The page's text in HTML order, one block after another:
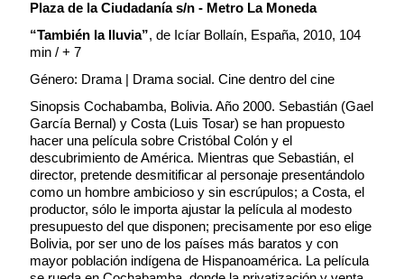
Plaza de la Ciudadanía s/n - Metro La Moneda
“También la lluvia”, de Icíar Bollaín, España, 2010, 104
min / + 7
Género: Drama | Drama social. Cine dentro del cine
Sinopsis Cochabamba, Bolivia. Año 2000. Sebastián (Gael
García Bernal) y Costa (Luis Tosar) se han propuesto
hacer una película sobre Cristóbal Colón y el
descubrimiento de América. Mientras que Sebastián, el
director, pretende desmitificar al personaje presentándolo
como un hombre ambicioso y sin escrúpulos; a Costa, el
productor, sólo le importa ajustar la película al modesto
presupuesto del que disponen; precisamente por eso elige
Bolivia, por ser uno de los países más baratos y con
mayor población indígena de Hispanoamérica. La película